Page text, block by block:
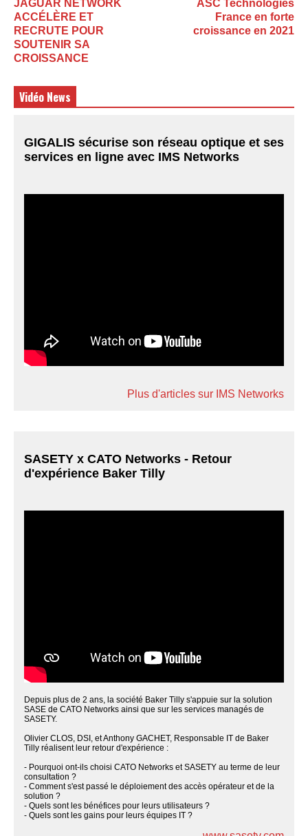
JAGUAR NETWORK
ACCÉLÈRE ET
RECRUTE POUR
SOUTENIR SA
CROISSANCE
ASC Technologies
France en forte
croissance en 2021
Vidéo News
GIGALIS sécurise son réseau optique et ses
services en ligne avec IMS Networks
Plus d'articles sur IMS Networks
SASETY x CATO Networks - Retour
d'expérience Baker Tilly
Depuis plus de 2 ans, la société Baker Tilly s'appuie sur la solution
SASE de CATO Networks ainsi que sur les services managés de
SASETY.
Olivier CLOS, DSI, et Anthony GACHET, Responsable IT de Baker
Tilly réalisent leur retour d'expérience :
- Pourquoi ont-ils choisi CATO Networks et SASETY au terme de leur
consultation ?
- Comment s'est passé le déploiement des accès opérateur et de la
solution ?
- Quels sont les bénéfices pour leurs utilisateurs ?
- Quels sont les gains pour leurs équipes IT ?